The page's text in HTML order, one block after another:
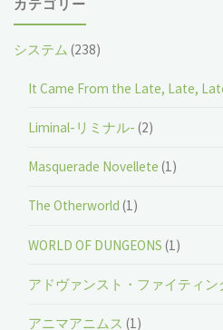
カテゴリー
システム (238)
It Came From the Late, Late,
Liminal-リミナル- (2)
Masquerade Novellete (1)
The Otherworld (1)
WORLD OF DUNGEONS (1)
アドヴァンスト・ファイティ
アニマアニムス (1)